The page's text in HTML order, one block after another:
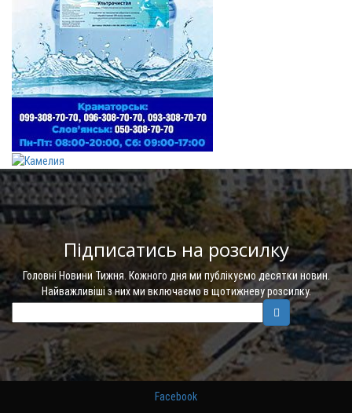
Підписатись на розсилку
Головні Новини Тижня. Кожного дня ми публікуємо десятки новин.
Найважливіші з них ми включаємо в щотижневу розсилку.
Facebook